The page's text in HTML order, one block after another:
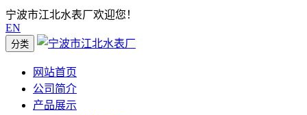
宁波市江北水表厂欢迎您！
EN
分类
网站首页
公司简介
产品展示